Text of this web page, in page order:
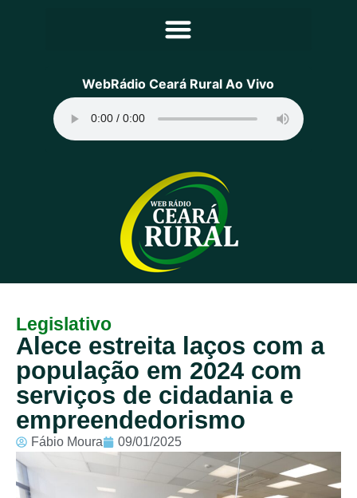
Principal
Programação
Equipe
Contato
Sobre
WebRádio Ceará Rural Ao Vivo
Legislativo
Alece estreita laços com a
população em 2024 com
serviços de cidadania e
empreendedorismo
Fábio Moura 09/01/2025